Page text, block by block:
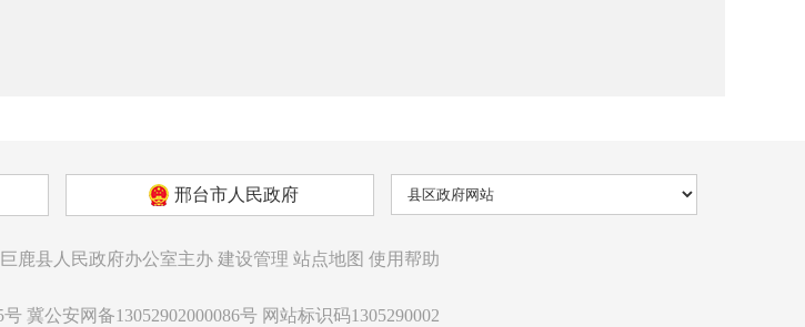
邢台市人民政府
巨鹿县人民政府办公室主办 建设管理 站点地图 使用帮助
号 冀公安网备13052902000086号 网站标识码1305290002